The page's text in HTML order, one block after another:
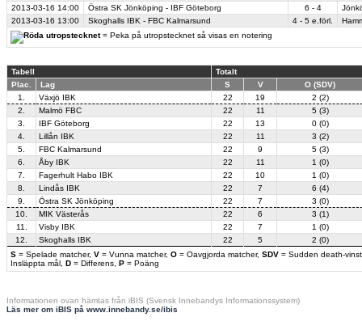
= Peka på utropstecknet så visas en notering
2013-03-16 14:00 Östra SK Jönköping - IBF Göteborg 6 - 4
2013-03-16 13:00 Skoghalls IBK - FBC Kalmarsund 4 - 5 e.förl.
Tabell
Totalt
Plac.
Lag S V O (SDV)
S = Spelade matcher, V = Vunna matcher, O = Oavgjorda matcher, SDV = Sudden death-
Insläppta mål, D = Differens, P = Poäng
1. Växjö IBK 22 19
2 (2)
2.
Malmö FBC 22 11
5 (3)
3.
IBF Göteborg 22 13
0 (0)
4.
Lillån IBK 22 11
3 (2)
5.
FBC Kalmarsund 22 9
5 (3)
6.
Åby IBK 22 11
1 (0)
7.
Fagerhult Habo IBK 22 10
1 (0)
8.
Lindås IBK 22 7
6 (4)
9.
Östra SK Jönköping 22 7
3 (0)
10.
MIK Västerås 22 6
3 (1)
11.
Visby IBK 22 7
1 (0)
12.
Skoghalls IBK 22 5 2 (0)
Informationen ovan hämtas från iBIS (Svensk Innebandys Informationssystem)
Läs mer om iBIS på www.innebandy.se/ibis